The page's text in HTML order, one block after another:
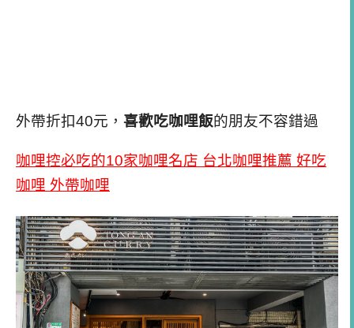
外帶折扣40元， 喜歡吃咖哩飯的朋友不容錯過
咖哩控必吃的10家咖哩名店 台北咖哩推薦 好吃
咖哩 外帶咖哩